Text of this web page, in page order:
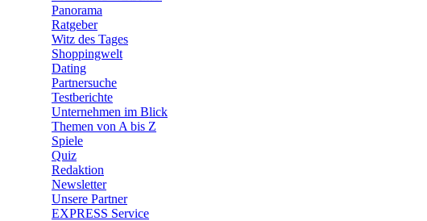
Panorama
Ratgeber
Witz des Tages
Shoppingwelt
Dating
Partnersuche
Testberichte
Unternehmen im Blick
Themen von A bis Z
Spiele
Quiz
Redaktion
Newsletter
Unsere Partner
EXPRESS Service